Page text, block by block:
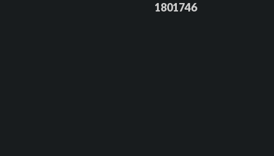
1801746